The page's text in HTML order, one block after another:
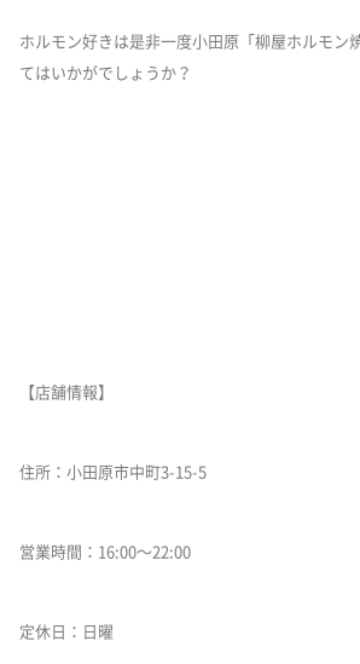
ホルモン好きは是非一度小田原「柳屋ホルモン
てはいかがでしょうか？
【店舗情報】
住所：小田原市中町3-15-5
営業時間：16:00〜22:00
定休日：日曜